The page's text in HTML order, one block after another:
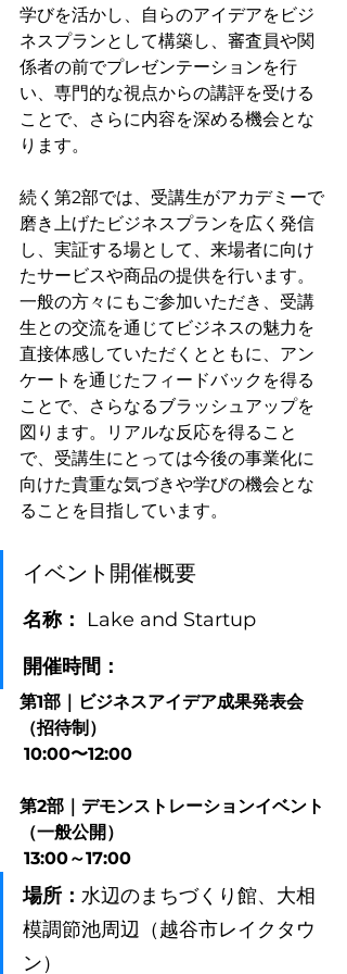
学びを活かし、自らのアイデアをビジ
ネスプランとして構築し、審査員や関
係者の前でプレゼンテーションを行
い、専門的な視点からの講評を受ける
ことで、さらに内容を深める機会とな
ります。
続く第2部では、受講生がアカデミーで
磨き上げたビジネスプランを広く発信
し、実証する場として、来場者に向け
たサービスや商品の提供を行います。
一般の方々にもご参加いただき、受講
生との交流を通じてビジネスの魅力を
直接体感していただくとともに、アン
ケートを通じたフィードバックを得る
ことで、さらなるブラッシュアップを
図ります。リアルな反応を得ること
で、 受講生にとっては今後の事業化に
向けた貴重な気づきや学びの機会とな
ることを目指しています。
イベント開催概要
名称：
Lake and Startup
開催時間：
第1部｜ビジネスアイデア成果発表会
（招待制）
10:00〜12:00
第2部｜デモンストレーションイベント
（一般公開）
13:00～17:00
場所： 水辺のまちづくり館、大相
模調節池周辺（越谷市レイクタウ
ン）